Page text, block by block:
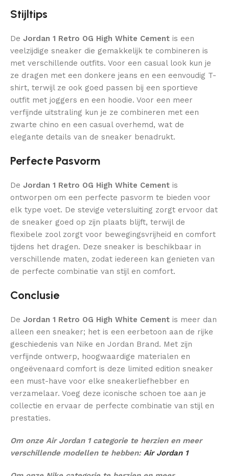
Stijltips
De Jordan 1 Retro OG High White Cement is een
veelzijdige sneaker die gemakkelijk te combineren is
met verschillende outfits. Voor een casual look kun je
ze dragen met een donkere jeans en een eenvoudig T-
shirt, terwijl ze ook goed passen bij een sportieve
outfit met joggers en een hoodie. Voor een meer
verfijnde uitstraling kun je ze combineren met een
zwarte chino en een casual overhemd, wat de
elegante details van de sneaker benadrukt.
Perfecte Pasvorm
De Jordan 1 Retro OG High White Cement is
ontworpen om een perfecte pasvorm te bieden voor
elk type voet. De stevige vetersluiting zorgt ervoor dat
de sneaker goed op zijn plaats blijft, terwijl de
flexibele zool zorgt voor bewegingsvrijheid en comfort
tijdens het dragen. Deze sneaker is beschikbaar in
verschillende maten, zodat iedereen kan genieten van
de perfecte combinatie van stijl en comfort.
Conclusie
De Jordan 1 Retro OG High White Cement is meer dan
alleen een sneaker; het is een eerbetoon aan de rijke
geschiedenis van Nike en Jordan Brand. Met zijn
verfijnde ontwerp, hoogwaardige materialen en
ongeëvenaard comfort is deze limited edition sneaker
een must-have voor elke sneakerliefhebber en
verzamelaar. Voeg deze iconische schoen toe aan je
collectie en ervaar de perfecte combinatie van stijl en
prestaties.
Om onze Air Jordan 1 categorie te herzien en meer
verschillende modellen te hebben: Air Jordan 1